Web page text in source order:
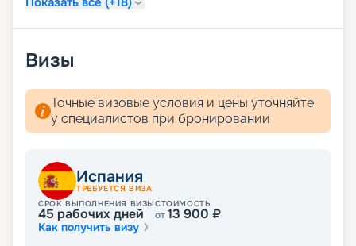
онлайн на нашем сайте. Здесь представлено
путевки, описание кают и прочая информация.
волшебные пейзажи Средиземного моря! А для
того чтобы получить лучшие места,
воспользуйтесь услугой раннего бронирования.
Визы
Точные визовые условия и цены уточняйте
у специалистов при бронировании
Испания
ТРЕБУЕТСЯ ВИЗА
СРОК ВЫПОЛНЕНИЯ ВИЗЫ
45 рабочих дней
СТОИМОСТЬ
от13 900 ₽
Как получить визу